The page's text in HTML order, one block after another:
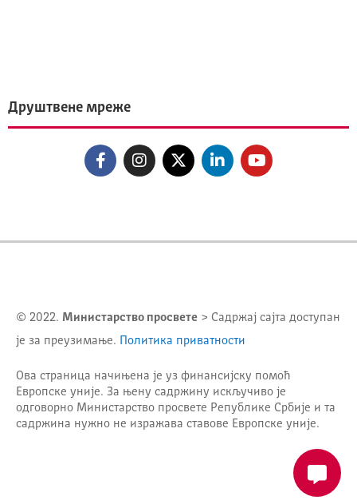
Друштвене мреже
© 2022. Министарство просвете > Садржај сајта доступан
је за преузимање. Политика приватности
Ова страница начињена је уз финансијску помоћ
Европске уније. За њену садржину искључиво је
одговорно Министарство просвете Републике Србије и та
садржина нужно не изражава ставове Европске уније.